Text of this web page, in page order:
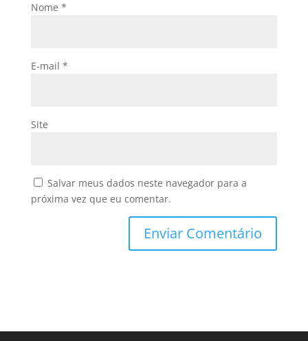
Nome *
E-mail *
Site
Salvar meus dados neste navegador para a
próxima vez que eu comentar.